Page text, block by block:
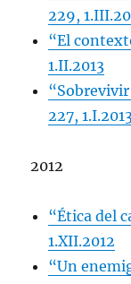
229,
“El
1.II.2013
227,
2012
“Ética del
1.XII.2012
“Un